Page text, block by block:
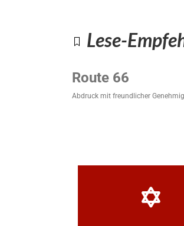
Lese-
Route 66
Abdruck mit freundlicher